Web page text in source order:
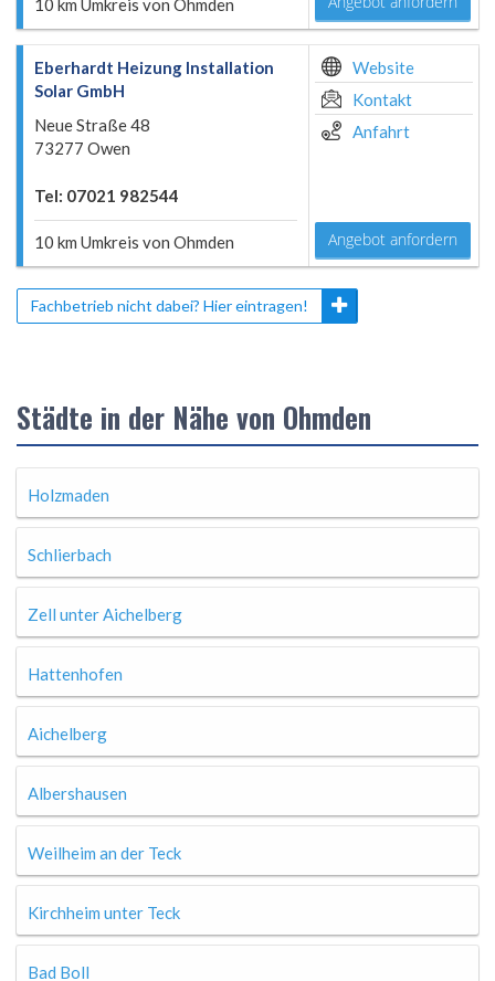
10 km Umkreis von Ohmden
Eberhardt Heizung Installation
Solar GmbH
Neue Straße 48
73277 Owen
Tel: 07021 982544
10 km Umkreis von Ohmden
Website
Kontakt
Anfahrt
Angebot anfordern
Fachbetrieb nicht dabei? Hier eintragen!
Städte in der Nähe von Ohmden
Holzmaden
Schlierbach
Zell unter Aichelberg
Hattenhofen
Aichelberg
Albershausen
Weilheim an der Teck
Kirchheim unter Teck
Bad Boll